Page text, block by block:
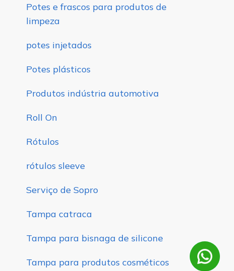
Potes e frascos para produtos de
limpeza
potes injetados
Potes plásticos
Produtos indústria automotiva
Roll On
Rótulos
rótulos sleeve
Serviço de Sopro
Tampa catraca
Tampa para bisnaga de silicone
Tampa para produtos cosméticos